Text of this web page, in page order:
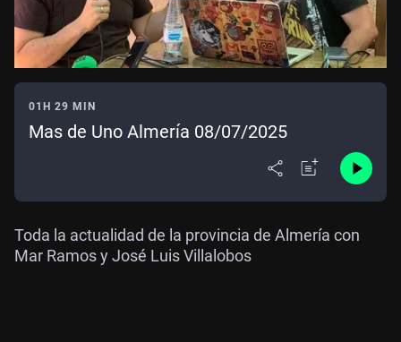
01H 29 MIN
Mas de Uno Almería 08/07/2025
Toda la actualidad de la provincia de Almería con
Mar Ramos y José Luis Villalobos